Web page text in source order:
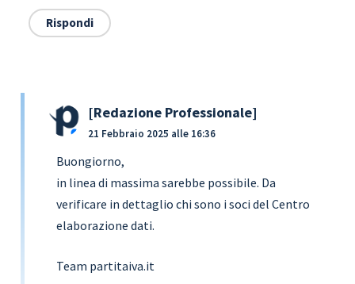
Rispondi
Redazione Professionale
21 Febbraio 2025 alle 16:36
Buongiorno,
in linea di massima sarebbe possibile. Da
verificare in dettaglio chi sono i soci del Centro
elaborazione dati.
Team partitaiva.it